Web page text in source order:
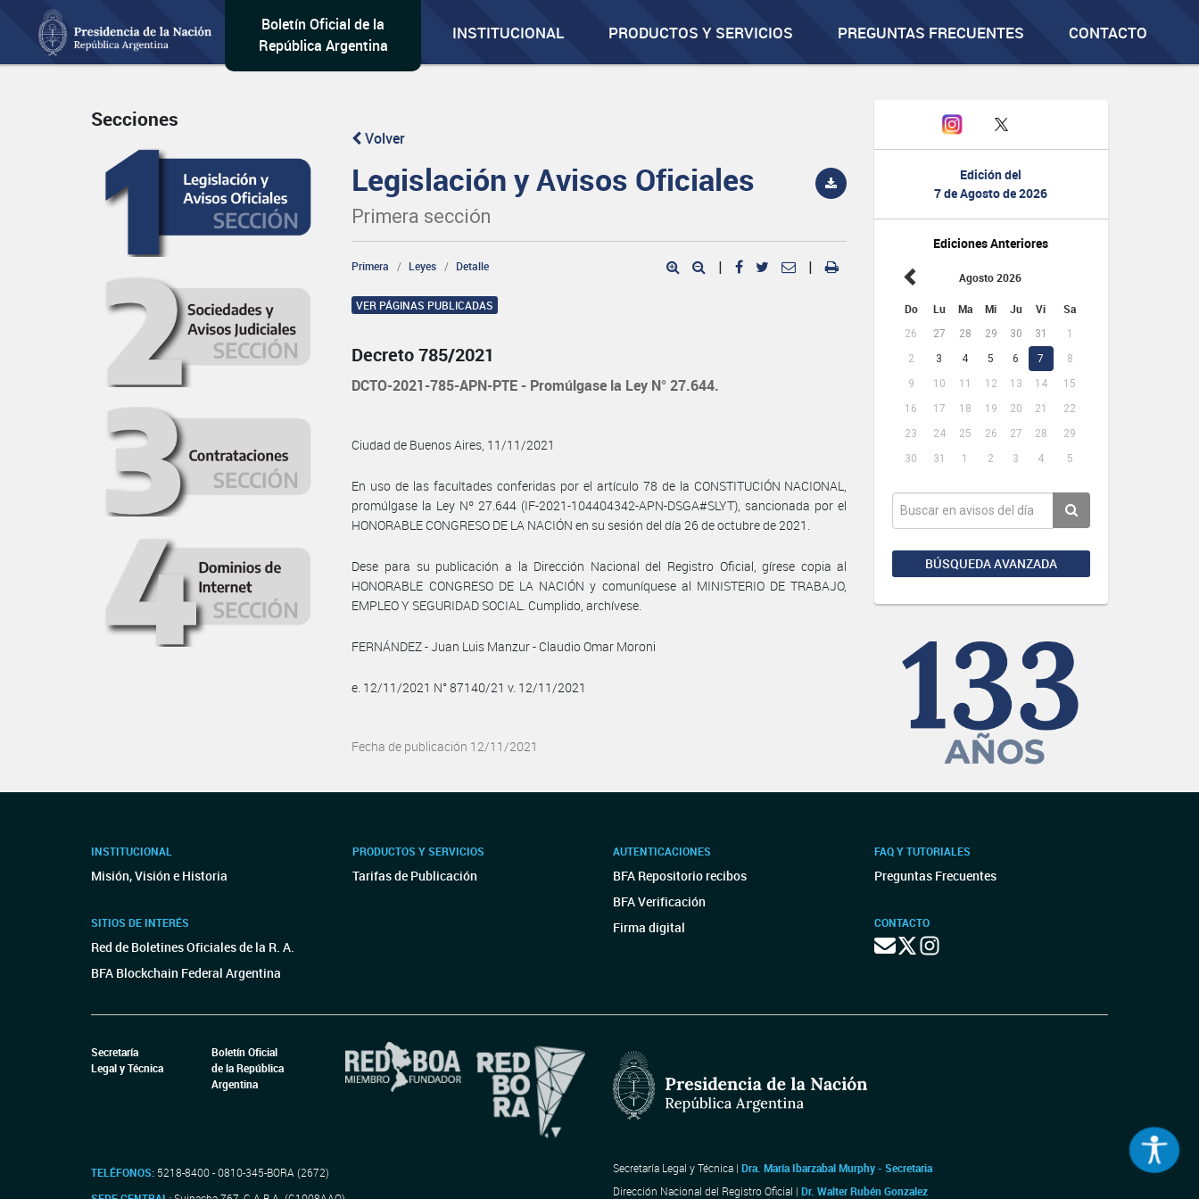
Boletín Oficial de la
República Argentina
INSTITUCIONAL PRODUCTOS Y SERVICIOS PREGUNTAS FRECUENTES CONTACTO
Edición del
7 de Agosto de 2026
Ediciones Anteriores
Agosto 2026
Do Lu Ma Mi Ju Vi Sa
26 27 28 29 30 31
1
2
3 4 5 6 7
8
9
10 11 12 13 14
15
16
17 18 19 20 21
22
23
24 25 26 27 28
29
30
31 1 2 3 4 5
BÚSQUEDA AVANZADA
Secciones
Volver
Legislación y Avisos Oficiales
Primera sección
Primera Leyes Detalle | |
VER PÁGINAS PUBLICADAS
Decreto 785/2021
DCTO-2021-785-APN-PTE - Promúlgase la Ley N° 27.644.
Ciudad de Buenos Aires, 11/11/2021
En uso de las facultades conferidas por el artículo 78 de la CONSTITUCIÓN NACIONAL,
promúlgase la Ley Nº 27.644 (IF-2021-104404342-APN-DSGA#SLYT), sancionada por el
HONORABLE CONGRESO DE LA NACIÓN en su sesión del día 26 de octubre de 2021.
Dese para su publicación a la Dirección Nacional del Registro Oficial, gírese copia al
HONORABLE CONGRESO DE LA NACIÓN y comuníquese al MINISTERIO DE TRABAJO,
EMPLEO Y SEGURIDAD SOCIAL. Cumplido, archívese.
FERNÁNDEZ - Juan Luis Manzur - Claudio Omar Moroni
e. 12/11/2021 N° 87140/21 v. 12/11/2021
Fecha de publicación 12/11/2021
INSTITUCIONAL
Misión, Visión e Historia
SITIOS DE INTERÉS
Red de Boletines Oficiales de la R. A.
BFA Blockchain Federal Argentina
PRODUCTOS Y SERVICIOS
Tarifas de Publicación
AUTENTICACIONES
BFA Repositorio recibos
BFA Verificación
Firma digital
FAQ Y TUTORIALES
Preguntas Frecuentes
CONTACTO
Secretaría
Legal y Técnica
Boletín Oficial
de la República
Argentina
TELÉFONOS: 5218-8400 - 0810-345-BORA (2672)
Secretaría Legal y Técnica | Dra. María Ibarzabal Murphy - Secretaria
Dirección Nacional del Registro Oficial | Dr. Walter Rubén Gonzalez